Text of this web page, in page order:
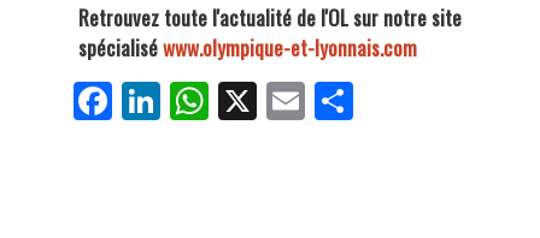
Retrouvez toute l'actualité de l'OL sur notre site
spécialiséwww.olympique-et-lyonnais.com
Fa
ce
Li
nk
W
ha
X E
m
Pa